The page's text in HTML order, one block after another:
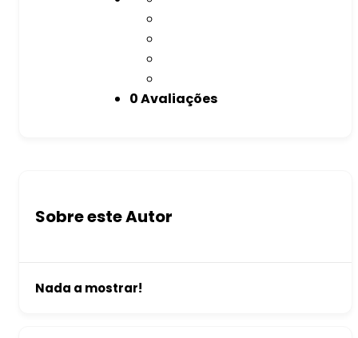
0 Avaliações
Sobre este Autor
Nada a mostrar!